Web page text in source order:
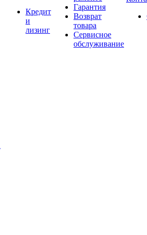
Кредит
и
лизинг
Гарантия
Возврат
товара
Сервисное
обслуживание